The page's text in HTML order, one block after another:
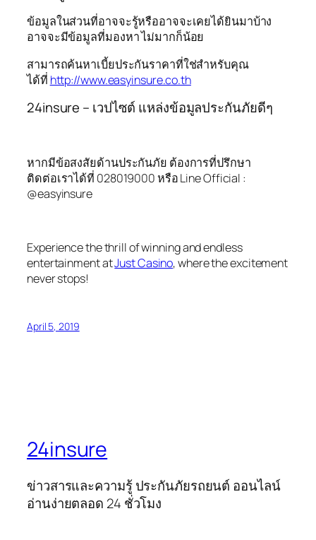
ข้อมูลในส่วนที่อาจจะรู้หรืออาจจะเคยได้ยินมาบ้าง
อาจจะมีข้อมูลที่มองหา ไม่มากก็น้อย
สามารถค้นหาเบี้ยประกันราคาที่ใช่สำหรับคุณ
ได้ที่ http://www.easyinsure.co.th
24insure – เวปไซต์ แหล่งข้อมูลประกันภัยดีๆ
หากมีข้อสงสัยด้านประกันภัย ต้องการที่ปรึกษา
ติดต่อเราได้ที่ 028019000 หรือ Line Official :
@easyinsure
Experience the thrill of winning and endless
entertainment atJust Casino, where the excitement
never stops!
April 5, 2019
24insure
ข่าวสารและความรู้ ประกันภัยรถยนต์ ออนไลน์
อ่านง่ายตลอด 24 ชั่วโมง